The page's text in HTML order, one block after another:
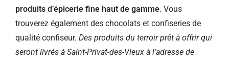
produits d’épicerie fine haut de gamme. Vous
trouverez également des chocolats et confiseries de
qualité confiseur. Des produits du terroir prêt à offrir qui
seront livrés à Saint-Privat-des-Vieux à l’adresse de